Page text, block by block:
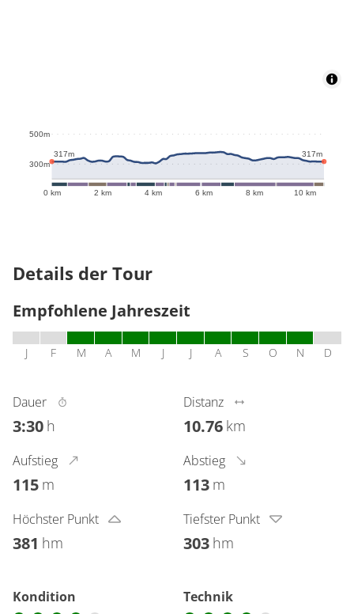
0 km 2 km 4 km 6 km 8 km 10 km
300m
500m
317m 317m
Details der Tour
Empfohlene Jahreszeit
J F M A M J J A S O N D
Dauer
3:30 h
Distanz
10.76 km
Aufstieg
115 m
Abstieg
113 m
Höchster Punkt
381 hm
Tiefster Punkt
303 hm
Kondition Technik